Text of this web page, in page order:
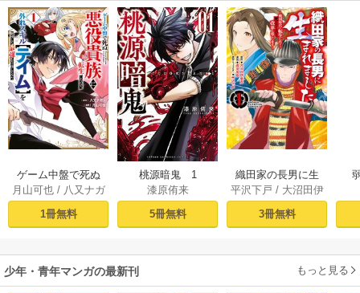
ゲーム中盤で死ぬ
悪役貴族に転生し
たので、外れスキ
ル【テイム】を駆
してみた（１）
月山可也/ 八又ナガ
ト
1冊無料
桃源暗鬼 1
漆原侑来
5冊無料
織田家の長男に生
まれました～戦国
時代に転生したけ
ど、死にたくない
ます～ 1
平沢下戸 / 大沼田伊
/逸見兎歌
3冊無料
少年・青年マンガの最新刊 もっと見る